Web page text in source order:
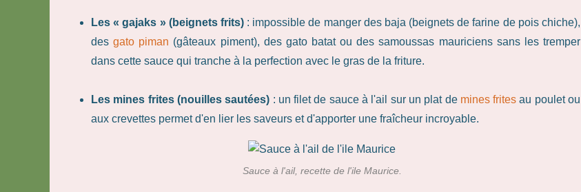
Les « gajaks » (beignets frits) : impossible de manger des baja (beignets de farine de pois chiche),
desgato piman (gâteaux piment), des gato batat ou des samoussas mauriciens sans les tremper
dans cette sauce qui tranche à la perfection avec le gras de la friture.
Les mines frites (nouilles sautées) : un filet de sauce à l'ail sur un plat de mines frites au poulet ou
aux crevettes permet d'en lier les saveurs et d'apporter une fraîcheur incroyable.
Sauce à l'ail, recette de l'ile Maurice.